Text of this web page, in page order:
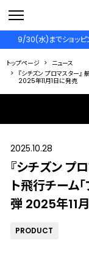
9/30(水)までショッピ
トップページ
ニュース
『シチズン プロマスター
2025年11月1日に発売
2025.10.28
『シチズン プ
ト飛行チーム
弾 2025年11
PRODUCT